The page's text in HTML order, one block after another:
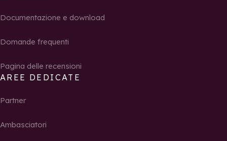
Documentazione e download
Domande frequenti
Pagina delle recensioni
AREE DEDICATE
Partner
Ambasciatori